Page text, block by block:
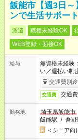
飯能市【週3日～
ンで生活サポート
派遣 職種未経験OK
WEB登録・面接OK
給与
無資格未経
い／週払い制
完了次第のお
交通費別
交通費 交通
勤務地
埼玉県飯能市
飯能駅 / 吾野
＜シニア向